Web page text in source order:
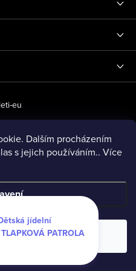
Dalším procházením
s jejich používáním.. Více
eu
. Všechna práva vyhrazena.
jídelní
PATROLA